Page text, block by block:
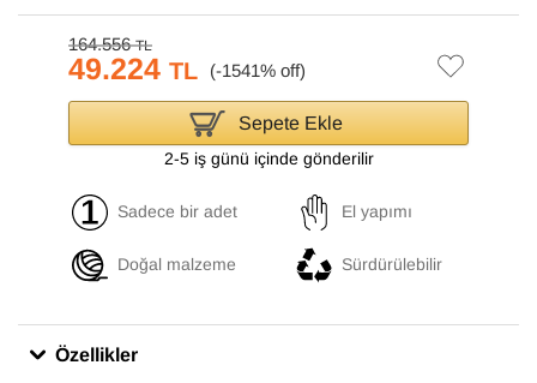
164.556TL
49.224 TL
Sepete Ekle
2-5 iş günü içinde gönderilir
Sadece bir adet El yapımı
Doğal malzeme Sürdürülebilir
Özellikler